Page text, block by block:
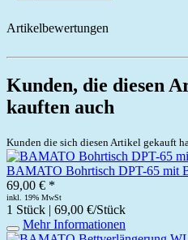
Artikelbewertungen
Kunden, die diesen
kauften auch
Kunden die sich diesen Artikel gekauft
BAMATO Bohrtisch DPT-65 mit
69,00 € *
inkl. 19% MwSt
1 Stück | 69,00 €/Stück
Mehr Informationen